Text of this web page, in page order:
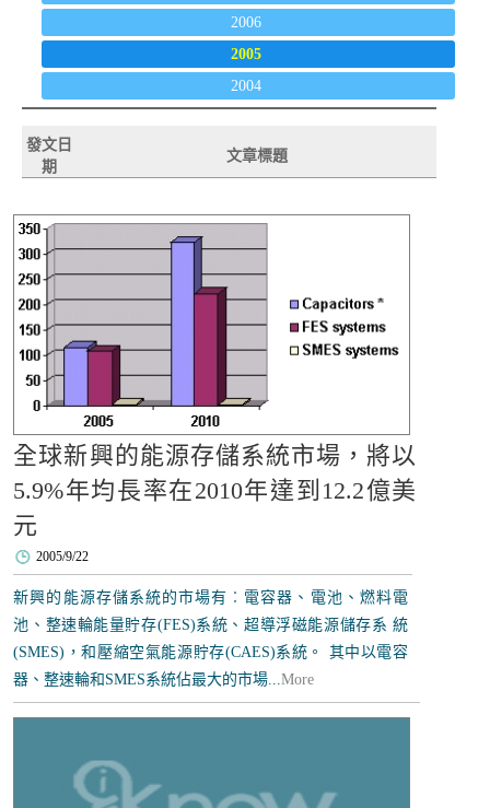
2006
2005
2004
發文日
期
文章標題
全球新興的能源存儲系統市場，將以
5.9%年均長率在2010年達到12.2億美
元
2005/9/22
新興的能源存儲系統的市場有︰電容器、電池、燃料電
池、整速輪能量貯存(FES)系統、超導浮磁能源儲存系 統
(SMES)，和壓縮空氣能源貯存(CAES)系統。 其中以電容
器、整速輪和SMES系統佔最大的市場...More